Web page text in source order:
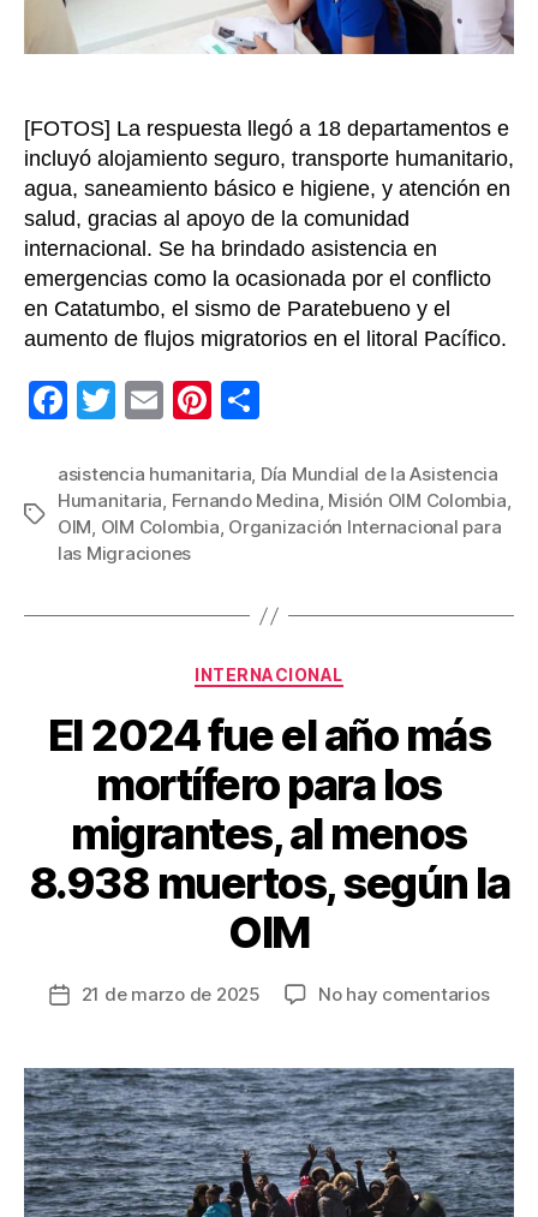
y
julio
[FOTOS] La respuesta llegó a 18 departamentos e
incluyó alojamiento seguro, transporte humanitario,
agua, saneamiento básico e higiene, y atención en
salud, gracias al apoyo de la comunidad
internacional. Se ha brindado asistencia en
emergencias como la ocasionada por el conflicto
en Catatumbo, el sismo de Paratebueno y el
aumento de flujos migratorios en el litoral Pacífico.
F
c
e
b
o
T
tt
er
E
ail
Pi
er
e
m
p
Etiquetas
asistencia humanitaria, Día Mundial de la Asistencia
Humanitaria, Fernando Medina, Misión OIM Colombia,
OIM, OIM Colombia, Organización Internacional para
las Migraciones
Categorías
INTERNACIONAL
El 2024 fue el año más
mortífero para los
migrantes, al menos
8.938 muertos, según la
OIM
Fecha
entrada
21 de marzo de 2025 No hay comentariosen
fue
el
año
más
para